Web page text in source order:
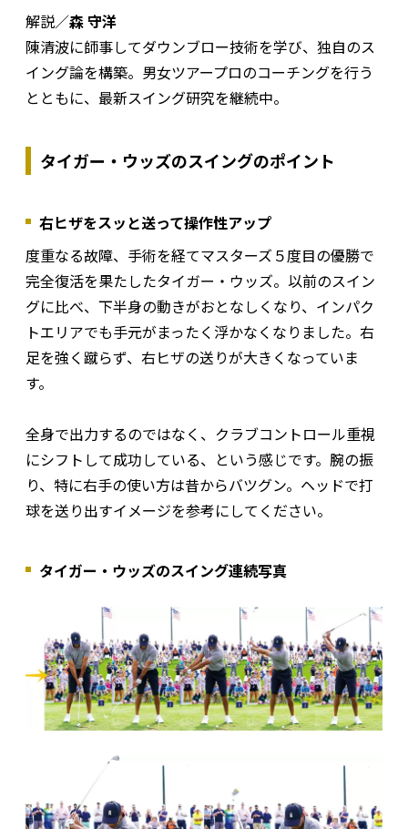
解説／森 守洋
陳清波に師事してダウンブロー技術を学び、独自のス
イング論を構築。男女ツアープロのコーチングを行う
とともに、最新スイング研究を継続中。
タイガー・ウッズのスイングのポイント
右ヒザをスッと送って操作性アップ
度重なる故障、手術を経てマスターズ５度目の優勝で
完全復活を果たしたタイガー・ウッズ。以前のスイン
グに比べ、下半身の動きがおとなしくなり、インパク
トエリアでも手元がまったく浮かなくなりました。右
足を強く蹴らず、右ヒザの送りが大きくなっていま
す。
全身で出力するのではなく、クラブコントロール重視
にシフトして成功している、という感じです。腕の振
り、特に右手の使い方は昔からバツグン。ヘッドで打
球を送り出すイメージを参考にしてください。
タイガー・ウッズのスイング連続写真